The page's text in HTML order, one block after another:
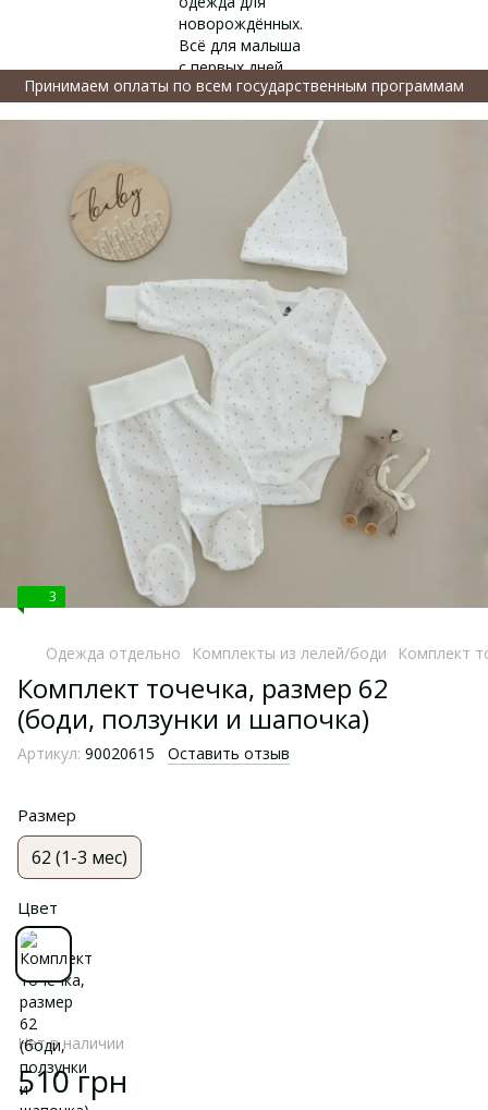
Принимаем оплаты по всем государственным программам
3
Одежда отдельно Комплекты из лелей/боди Комплект
Комплект точечка, размер 62
(боди, ползунки и шапочка)
Артикул: 90020615 Оставить отзыв
Размер
62 (1-3 мес)
Цвет
Нет в наличии
510 грн